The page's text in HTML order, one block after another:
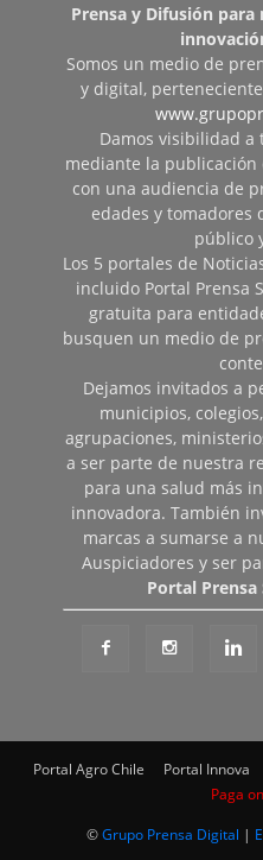
Prensa y Difusión para
Somos un medio de
y digital,
Damos visibilidad a
mediante la
con una audiencia de
edades y tomadores
público
Los 5 portales de
incluido Portal Prensa
gratuita para
busquen un medio de
Dejamos invitados a
municipios,
agrupaciones,
a ser parte de nuestra
para una salud más
innovadora. También
marcas a sumarse a
Auspiciadores y ser
Portal
Portal Agro Chile Portal Innova
Paga
©Grupo Prensa Digital |